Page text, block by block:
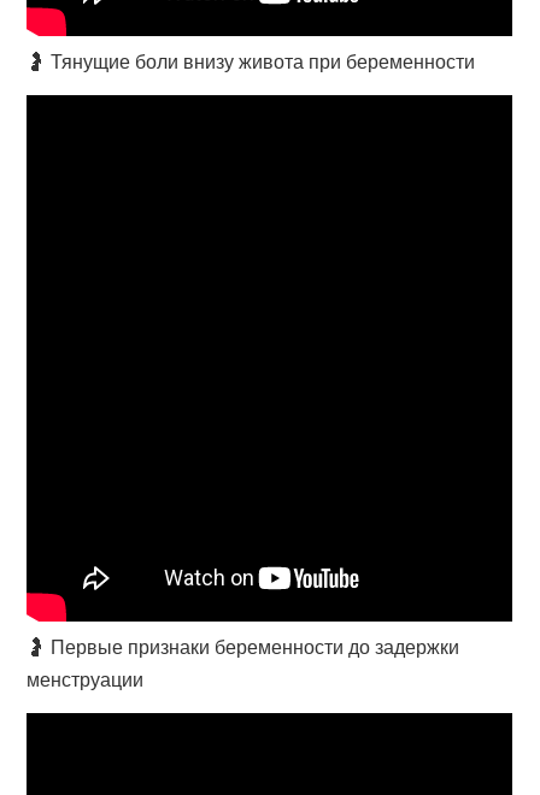
🤰 Тянущие боли внизу живота при беременности
🤰 Первые признаки беременности до задержки
менструации